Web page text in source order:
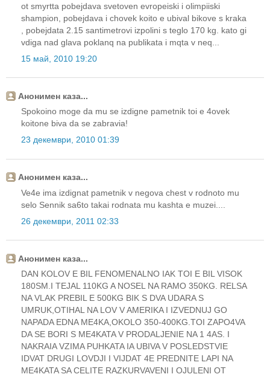
ot smyrtta pobejdava svetoven evropeiski i olimpiiski
shampion, pobejdava i chovek koito e ubival bikove s kraka
, pobejdata 2.15 santimetrovi izpolini s teglo 170 kg. kato gi
vdiga nad glava poklanq na publikata i mqta v neq...
15 май, 2010 19:20
Анонимен каза...
Spokoino moge da mu se izdigne pametnik toi e 4ovek
koitone biva da se zabravia!
23 декември, 2010 01:39
Анонимен каза...
Ve4e ima izdignat pametnik v negova chest v rodnoto mu
selo Sennik sa6to takai rodnata mu kashta e muzei....
26 декември, 2011 02:33
Анонимен каза...
DAN KOLOV E BIL FENOMENALNO IAK TOI E BIL VISOK
180SM.I TEJAL 110KG A NOSEL NA RAMO 350KG. RELSA
NA VLAK PREBIL E 500KG BIK S DVA UDARA S
UMRUK,OTIHAL NA LOV V AMERIKA I IZVEDNUJ GO
NAPADA EDNA ME4KA,OKOLO 350-400KG.TOI ZAPO4VA
DA SE BORI S ME4KATA V PRODALJENIE NA 1 4AS. I
NAKRAIA VZIMA PUHKATA IA UBIVA V POSLEDSTVIE
IDVAT DRUGI LOVDJI I VIJDAT 4E PREDNITE LAPI NA
ME4KATA SA CELITE RAZKURVAVENI I OJULENI OT